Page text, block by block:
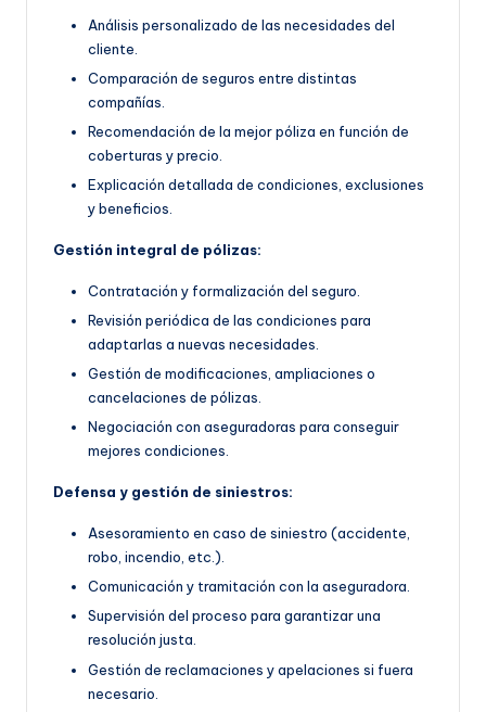
Análisis personalizado de las necesidades del
cliente.
Comparación de seguros entre distintas
compañías.
Recomendación de la mejor póliza en función de
coberturas y precio.
Explicación detallada de condiciones, exclusiones
y beneficios.
Gestión integral de pólizas:
Contratación y formalización del seguro.
Revisión periódica de las condiciones para
adaptarlas a nuevas necesidades.
Gestión de modificaciones, ampliaciones o
cancelaciones de pólizas.
Negociación con aseguradoras para conseguir
mejores condiciones.
Defensa y gestión de siniestros:
Asesoramiento en caso de siniestro (accidente,
robo, incendio, etc.).
Comunicación y tramitación con la aseguradora.
Supervisión del proceso para garantizar una
resolución justa.
Gestión de reclamaciones y apelaciones si fuera
necesario.